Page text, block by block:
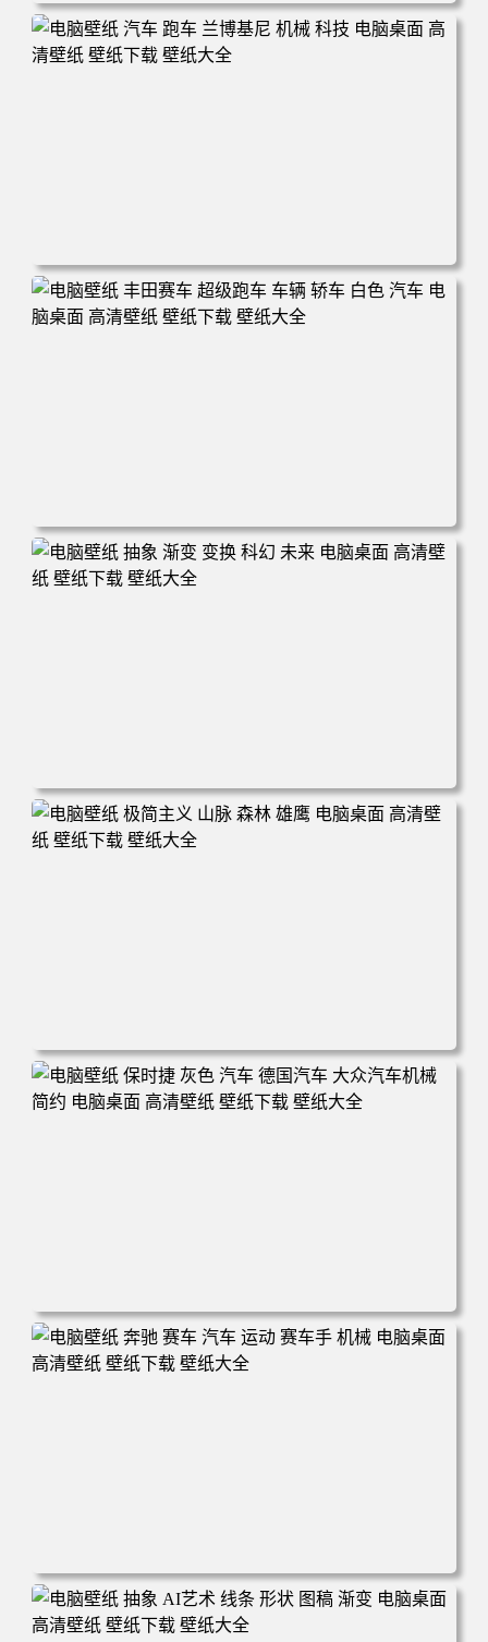
电脑壁纸 机甲 科幻 机械 战斗 游戏 电脑桌面 高清壁纸 壁纸
下载 壁纸大全
电脑壁纸 汽车 跑车 兰博基尼 机械 科技 电脑桌面 高清壁纸
壁纸下载 壁纸大全
电脑壁纸 丰田赛车 超级跑车 车辆 轿车 白色 汽车 电脑桌面
高清壁纸 壁纸下载 壁纸大全
电脑壁纸 抽象 渐变 变换 科幻 未来 电脑桌面 高清壁纸 壁纸
下载 壁纸大全
电脑壁纸 极简主义 山脉 森林 雄鹰 电脑桌面 高清壁纸 壁纸
下载 壁纸大全
电脑壁纸 保时捷 灰色 汽车 德国汽车 大众汽车机械 简约 电
脑桌面 高清壁纸 壁纸下载 壁纸大全
电脑壁纸 奔驰 赛车 汽车 运动 赛车手 机械 电脑桌面 高清壁
纸 壁纸下载 壁纸大全